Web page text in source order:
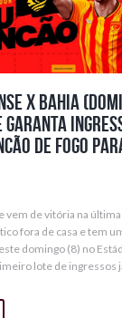
x Bahia
garanta
de Fogo
vem de vitória na última
fora de casa e tem
domingo (8) no
lote de ingressos já